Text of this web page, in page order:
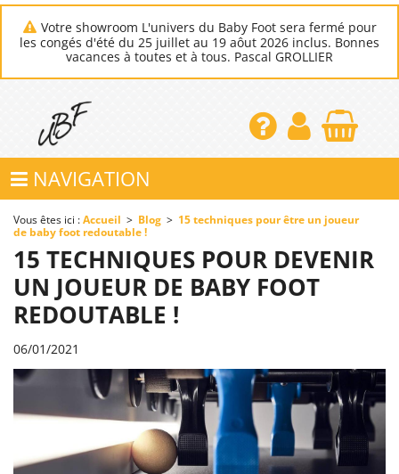
Votre showroom L'univers du Baby Foot sera fermé pour
les congés d'été du 25 juillet au 19 aôut 2026 inclus. Bonnes
vacances à toutes et à tous. Pascal GROLLIER
NAVIGATION
Vous êtes ici :Accueil > Blog > 15 techniques pour être un joueur
de baby foot redoutable !
15 TECHNIQUES POUR DEVENIR
UN JOUEUR DE BABY FOOT
REDOUTABLE !
06/01/2021